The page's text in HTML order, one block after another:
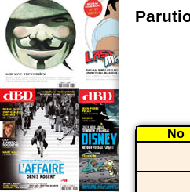
No